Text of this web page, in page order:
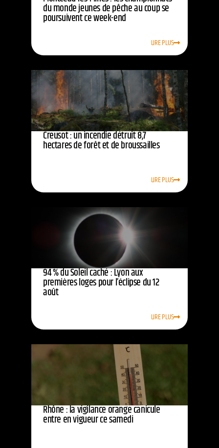
du monde jeunes de pêche au coup se
poursuivent ce week-end
LIRE PLUS
Creusot : un incendie détruit 8,7
hectares de forêt et de broussailles
LIRE PLUS
94 % du Soleil caché : Lyon aux
premières loges pour l’éclipse du 12
août
LIRE PLUS
Rhône : la vigilance orange canicule
entre en vigueur ce samedi